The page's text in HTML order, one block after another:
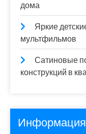
дома
Яркие
мультфильмов
Сатиновые
конструкций в
Информация